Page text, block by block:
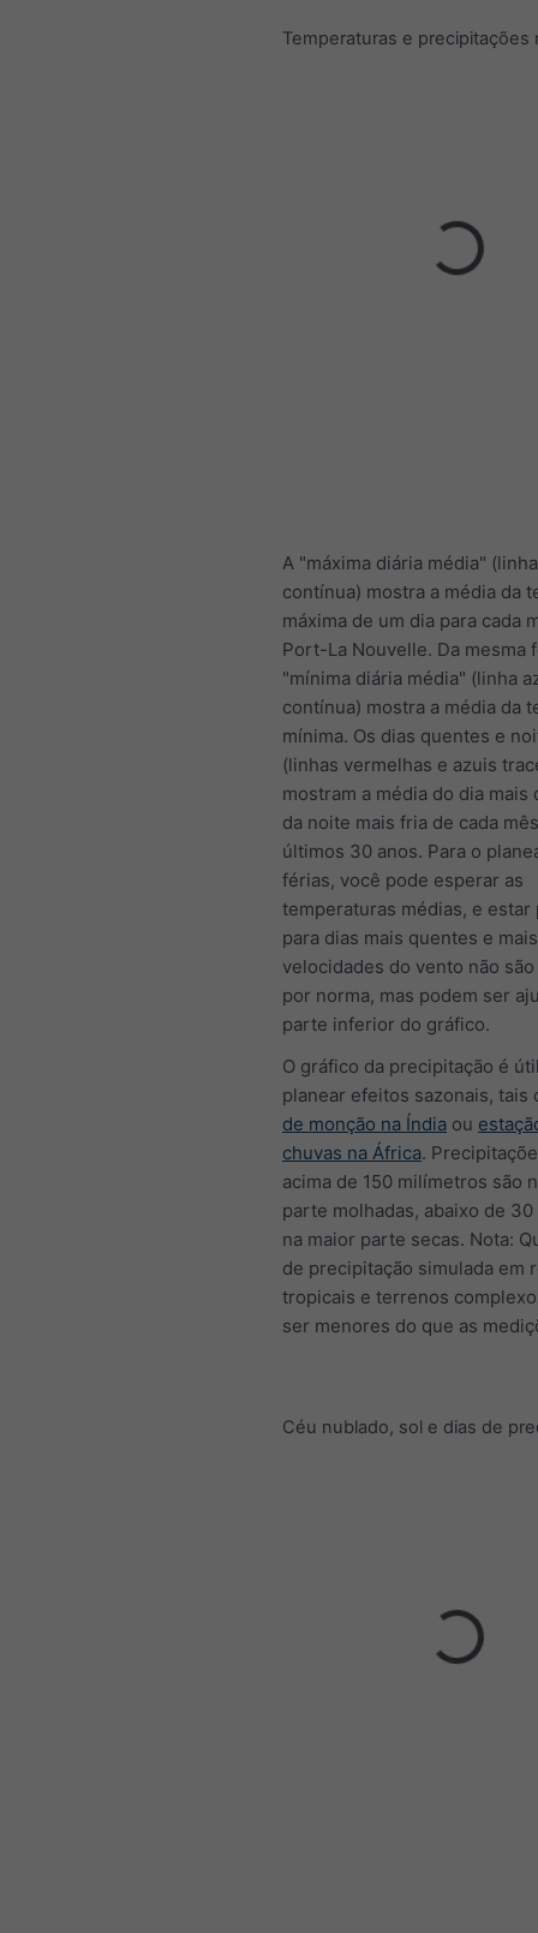
Temperaturas e precipitações
A "máxima diária média"
contínua) mostra a média da
máxima de um dia para cada
Port-La Nouvelle. Da mesma
"mínima diária média" (linha
contínua) mostra a média da
mínima. Os dias quentes e
(linhas vermelhas e azuis
mostram a média do dia mais
da noite mais fria de cada
últimos 30 anos. Para o
férias, você pode esperar as
temperaturas médias, e estar
para dias mais quentes e
velocidades do vento não
por norma, mas podem ser
parte inferior do gráfico.
O gráfico da precipitação é
planear efeitos sazonais, tais
de monção na Índia ou
chuvas na África.
acima de 150 milímetros são
parte molhadas, abaixo de
na maior parte secas. Nota:
de precipitação simulada em
tropicais e terrenos
ser menores do que as
Céu nublado, sol e dias de